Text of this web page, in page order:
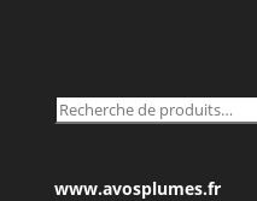
Recherche
www.avosplumes.fr